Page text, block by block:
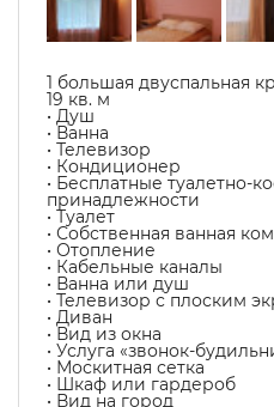
1 большая двуспальная
19 кв. м
• Душ
• Ванна
• Телевизор
• Кондиционер
• Бесплатные туалетно-
принадлежности
• Туалет
• Собственная ванная
• Отопление
• Кабельные каналы
• Ванна или душ
• Телевизор с плоским
• Диван
• Вид из окна
• Услуга «звонок-
• Москитная сетка
• Шкаф или гардероб
• Вид на город